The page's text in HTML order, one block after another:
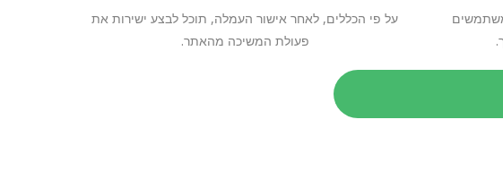
על פי הכללים, לאחר אישור העמלה, תוכל לבצע ישירות את
פעולת המשיכה מהאתר.